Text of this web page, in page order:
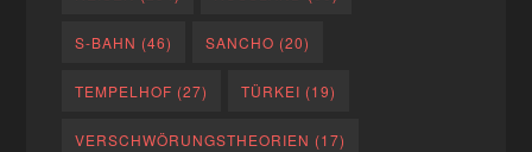
S-BAHN (46) SANCHO (20)
TEMPELHOF (27) TÜRKEI (19)
VERSCHWÖRUNGSTHEORIEN (17)